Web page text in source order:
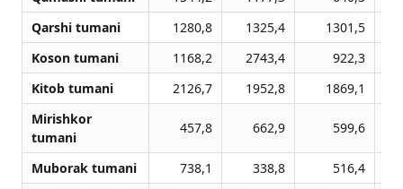
Qarshi tumani
1280,8 1325,4
1301,5
Koson tumani
1168,2 2743,4
922,3
Kitob tumani
2126,7 1952,8
1869,1
Mirishkor
tumani
457,8 662,9 599,6
Muborak tumani 738,1 338,8
516,4